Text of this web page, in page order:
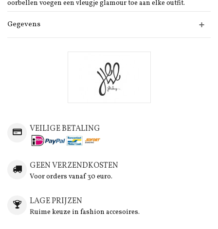
oorbellen voegen een vleugje glamour toe aan elke outfit.
Gegevens
VEILIGE BETALING
GEEN VERZENDKOSTEN
Voor orders vanaf 30 euro.
LAGE PRIJZEN
Ruime keuze in fashion accesoires.